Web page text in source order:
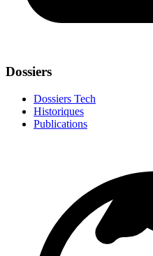
Dossiers
Dossiers Tech
Historiques
Publications